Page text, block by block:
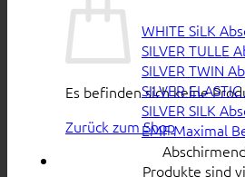
Es befinden sich keine
Zurück zum Shop
WHITE SiLK
SILVER TULLE
SILVER TWIN
SILVER
SILVER SILK
EMF Maximal
Produkte sind